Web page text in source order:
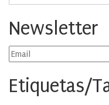
Newsletter
Etiquetas/